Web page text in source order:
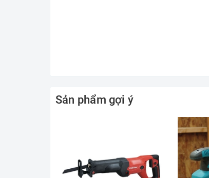
Sản phẩm gợi ý